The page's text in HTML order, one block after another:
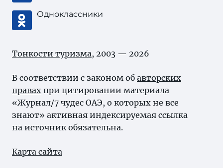
Одноклассники
Тонкости туризма, 2003 — 2026
В соответствии с законом об авторских
правах при цитировании материала
«Журнал/7 чудес ОАЭ, о которых не все
знают» активная индексируемая ссылка
на источник обязательна.
Карта сайта